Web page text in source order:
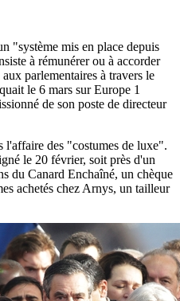
"système mis en place depuis
à rémunérer ou à accorder
parlementaires à travers le
le 6 mars sur Europe 1
de son poste de directeur
l'affaire des "costumes de luxe".
le 20 février, soit près d'un
du Canard Enchaîné, un chèque
achetés chez Arnys, un tailleur